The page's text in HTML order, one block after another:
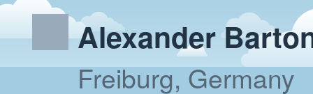
Alexander
Freiburg, Germany